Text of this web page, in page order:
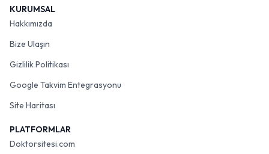
KURUMSAL
Hakkımızda
Bize Ulaşın
Gizlilik Politikası
Google Takvim Entegrasyonu
Site Haritası
PLATFORMLAR
Doktorsitesi.com